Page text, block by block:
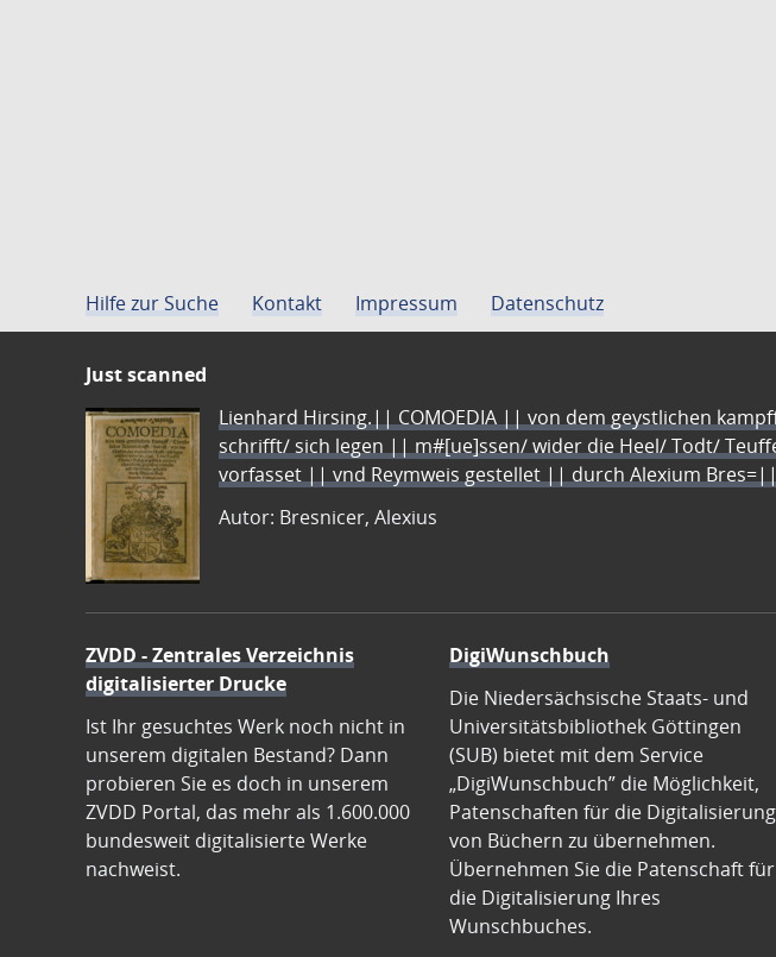
Hilfe zur Suche Kontakt Impressum Datenschutz
Just scanned
Lienhard Hirsing.|| COMOEDIA || von dem geystlichen
schrifft/ sich legen || m#[ue]ssen/ wider die Heel/ Todt/
vorfasset || vnd Reymweis gestellet || durch Alexium
Autor: Bresnicer, Alexius
ZVDD - Zentrales Verzeichnis
digitalisierter Drucke
Ist Ihr gesuchtes Werk noch nicht in
unserem digitalen Bestand? Dann
probieren Sie es doch in unserem
ZVDD Portal, das mehr als 1.600.000
bundesweit digitalisierte Werke
nachweist.
DigiWunschbuch
Die Niedersächsische Staats- und
Universitätsbibliothek Göttingen
(SUB) bietet mit dem Service
„DigiWunschbuch” die Möglichkeit,
Patenschaften für die Digitalisierung
von Büchern zu übernehmen.
Übernehmen Sie die Patenschaft für
die Digitalisierung Ihres
Wunschbuches.